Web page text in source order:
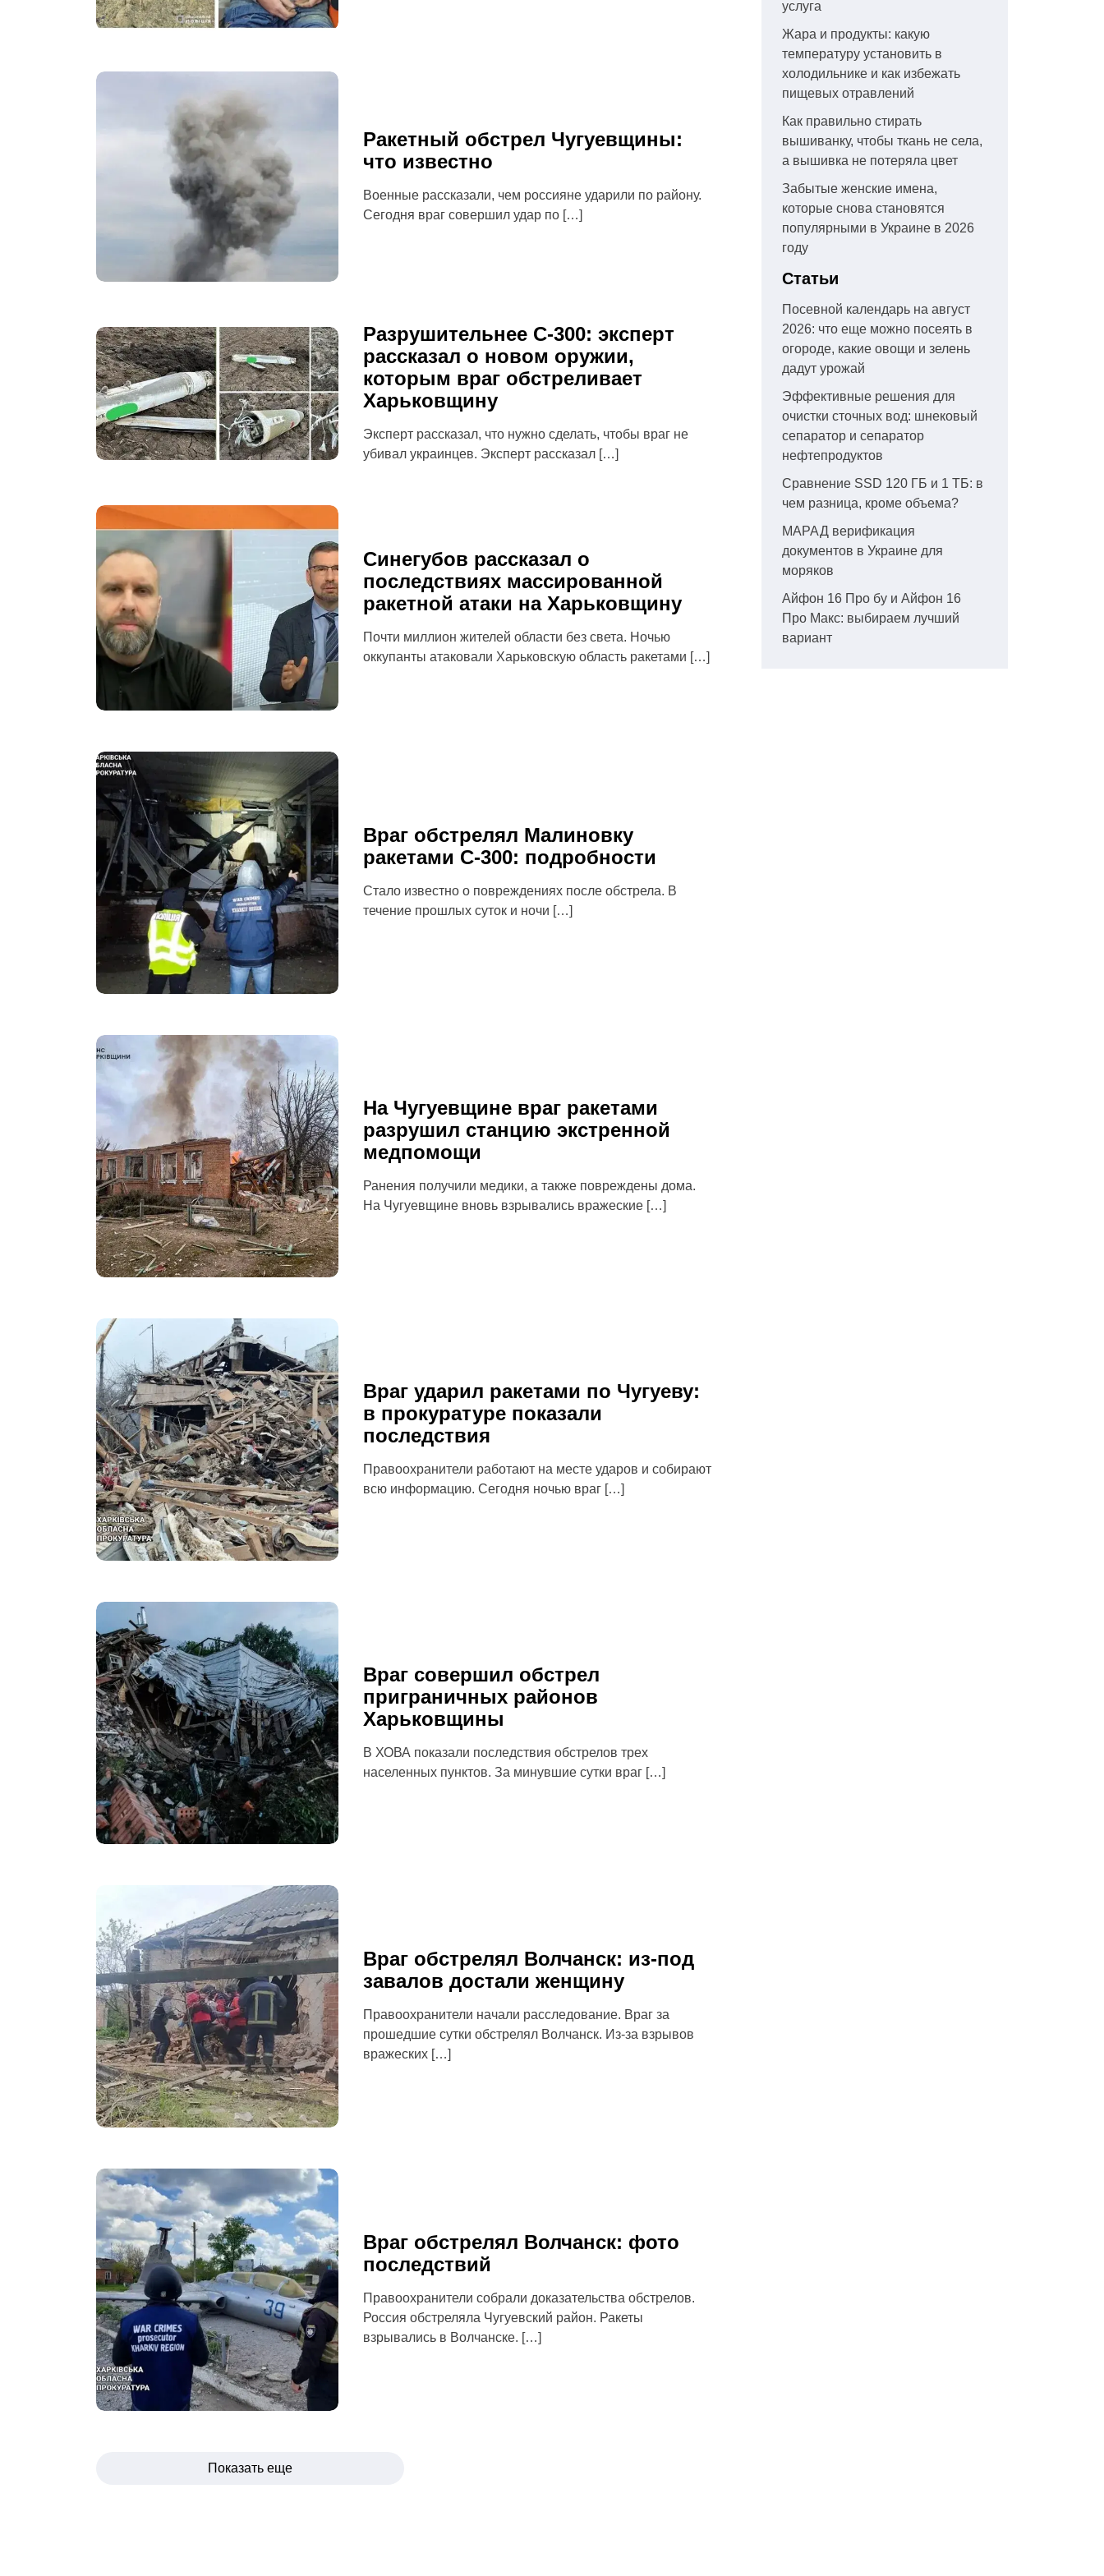
Ракетный обстрел Чугуевщины:
что известно
Военные рассказали, чем россияне ударили по району.
Сегодня враг совершил удар по […]
Разрушительнее С-300: эксперт
рассказал о новом оружии,
которым враг обстреливает
Харьковщину
Эксперт рассказал, что нужно сделать, чтобы враг не
убивал украинцев. Эксперт рассказал […]
Синегубов рассказал о
последствиях массированной
ракетной атаки на Харьковщину
Почти миллион жителей области без света. Ночью
оккупанты атаковали Харьковскую область ракетами […]
Враг обстрелял Малиновку
ракетами С-300: подробности
Стало известно о повреждениях после обстрела. В
течение прошлых суток и ночи […]
На Чугуевщине враг ракетами
разрушил станцию экстренной
медпомощи
Ранения получили медики, а также повреждены дома.
На Чугуевщине вновь взрывались вражеские […]
Враг ударил ракетами по Чугуеву:
в прокуратуре показали
последствия
Правоохранители работают на месте ударов и собирают
всю информацию. Сегодня ночью враг […]
Враг совершил обстрел
приграничных районов
Харьковщины
В ХОВА показали последствия обстрелов трех
населенных пунктов. За минувшие сутки враг […]
Враг обстрелял Волчанск: из-под
завалов достали женщину
Правоохранители начали расследование. Враг за
прошедшие сутки обстрелял Волчанск. Из-за взрывов
вражеских […]
Враг обстрелял Волчанск: фото
последствий
Правоохранители собрали доказательства обстрелов.
Россия обстреляла Чугуевский район. Ракеты
взрывались в Волчанске. […]
НавигацияПоказать еще
услуга
Жара и продукты: какую
температуру установить в
холодильнике и как избежать
пищевых отравлений
Как правильно стирать
вышиванку, чтобы ткань не села,
а вышивка не потеряла цвет
Забытые женские имена,
которые снова становятся
популярными в Украине в 2026
году
Статьи
Посевной календарь на август
2026: что еще можно посеять в
огороде, какие овощи и зелень
дадут урожай
Эффективные решения для
очистки сточных вод: шнековый
сепаратор и сепаратор
нефтепродуктов
Сравнение SSD 120 ГБ и 1 ТБ: в
чем разница, кроме объема?
МАРАД верификация
документов в Украине для
моряков
Айфон 16 Про бу и Айфон 16
Про Макс: выбираем лучший
вариант